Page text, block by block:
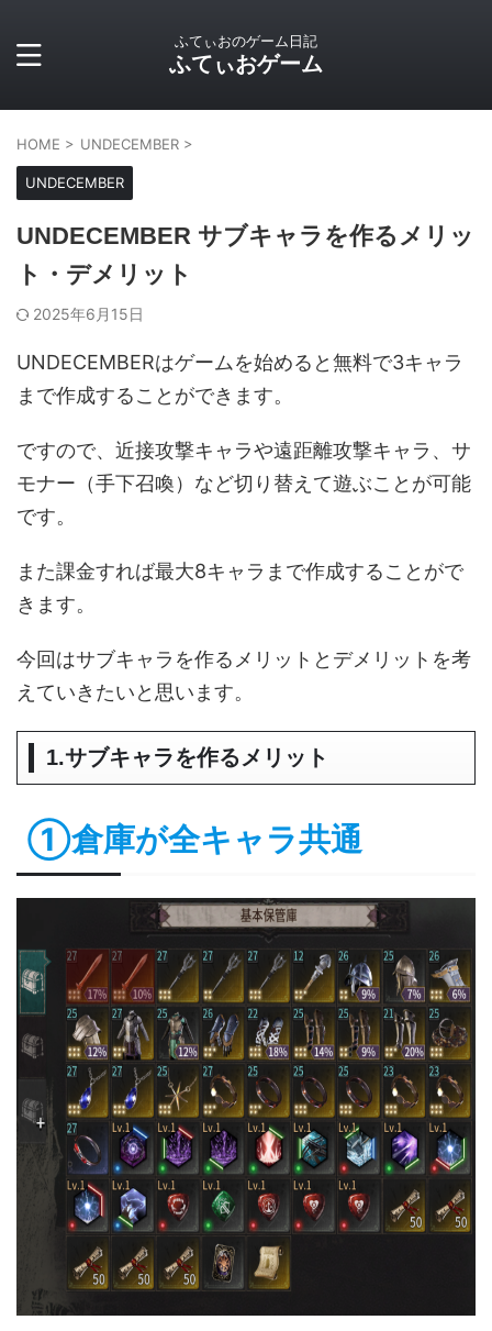
ふてぃおのゲーム日記
ふてぃおゲーム
HOME > UNDECEMBER >
UNDECEMBER
UNDECEMBER サブキャラを作るメリッ
ト・デメリット
2025年6月15日
UNDECEMBERはゲームを始めると無料で3キャラ
まで作成することができます。
ですので、近接攻撃キャラや遠距離攻撃キャラ、サ
モナー（手下召喚）など切り替えて遊ぶことが可能
です。
また課金すれば最大8キャラまで作成することがで
きます。
今回はサブキャラを作るメリットとデメリットを考
えていきたいと思います。
1.サブキャラを作るメリット
①倉庫が全キャラ共通